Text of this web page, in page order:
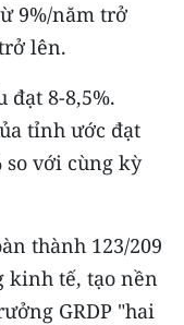
9%/năm trở
lên.
đạt 8-8,5%.
tỉnh ước đạt
so với cùng kỳ
thành 123/209
kinh tế, tạo nền
GRDP "hai